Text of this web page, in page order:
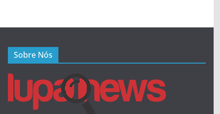
Sobre Nós